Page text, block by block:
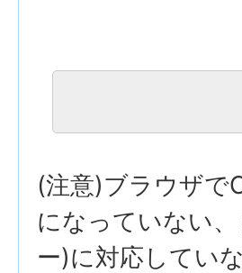
(注意)ブラウザで
になっていない
ー)に対応してい